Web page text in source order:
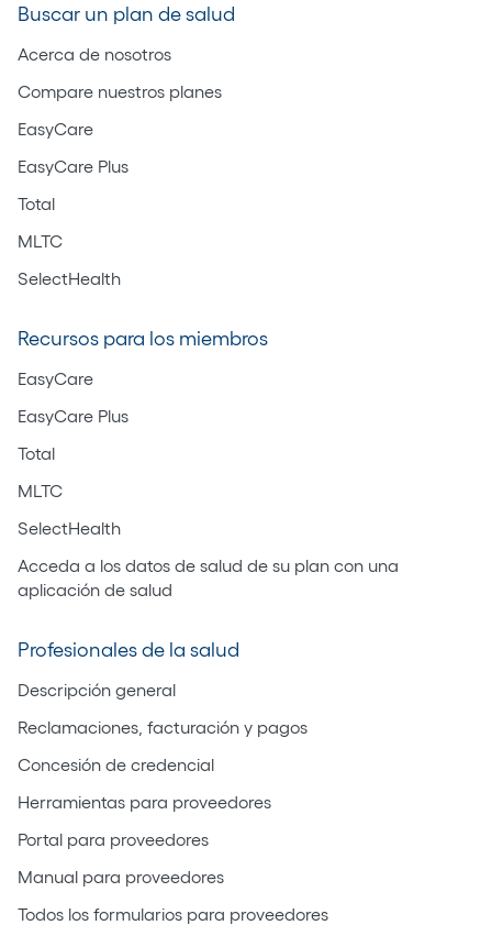
Buscar un plan de salud
Acerca de nosotros
Compare nuestros planes
EasyCare
EasyCare Plus
Total
MLTC
SelectHealth
Recursos para los miembros
EasyCare
EasyCare Plus
Total
MLTC
SelectHealth
Acceda a los datos de salud de su plan con una
aplicación de salud
Profesionales de la salud
Descripción general
Reclamaciones, facturación y pagos
Concesión de credencial
Herramientas para proveedores
Portal para proveedores
Manual para proveedores
Todos los formularios para proveedores